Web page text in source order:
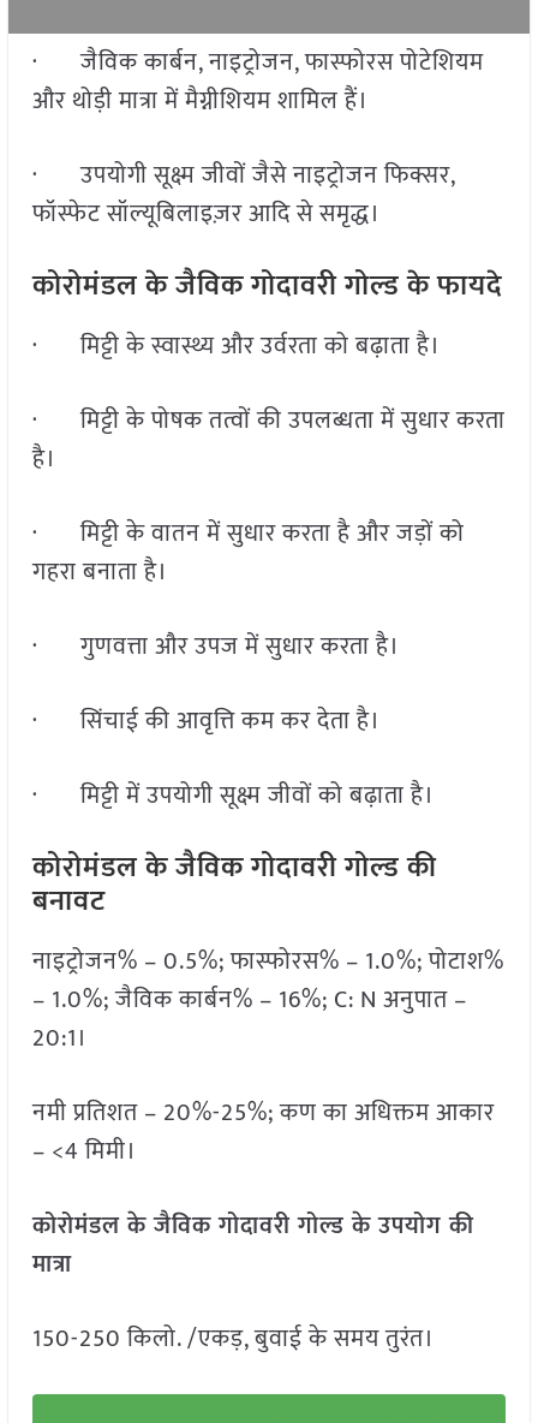
· जैविक कार्बन, नाइट्रोजन, फास्फोरस पोटेशियम
और थोड़ी मात्रा में मैग्नीशियम शामिल हैं।
· उपयोगी सूक्ष्म जीवों जैसे नाइट्रोजन फिक्सर,
फॉस्फेट सॉल्यूबिलाइज़र आदि से समृद्ध।
कोरोमंडल के जैविक गोदावरी गोल्ड के फायदे
· मिट्टी के स्वास्थ्य और उर्वरता को बढ़ाता है।
· मिट्टी के पोषक तत्वों की उपलब्धता में सुधार करता
है।
· मिट्टी के वातन में सुधार करता है और जड़ों को
गहरा बनाता है।
· गुणवत्ता और उपज में सुधार करता है।
· सिंचाई की आवृत्ति कम कर देता है।
· मिट्टी में उपयोगी सूक्ष्म जीवों को बढ़ाता है।
कोरोमंडल के जैविक गोदावरी गोल्ड की
बनावट
नाइट्रोजन% – 0.5%; फास्फोरस% – 1.0%; पोटाश%
– 1.0%; जैविक कार्बन% – 16%; C: N अनुपात –
20:1।
नमी प्रतिशत – 20%-25%; कण का अधिक्तम आकार
– <4 मिमी।
कोरोमंडल के जैविक गोदावरी गोल्ड के उपयोग की
मात्रा
150-250 किलो. /एकड़, बुवाई के समय तुरंत।